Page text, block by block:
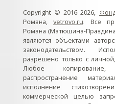
Copyright © 2016–2026,
Романа, vetrovo.ru. Все
Романа (Матюшина-
являются объектами
законодательством.
разрешено только с
Любое
распространение
исполнение
коммерческой целью